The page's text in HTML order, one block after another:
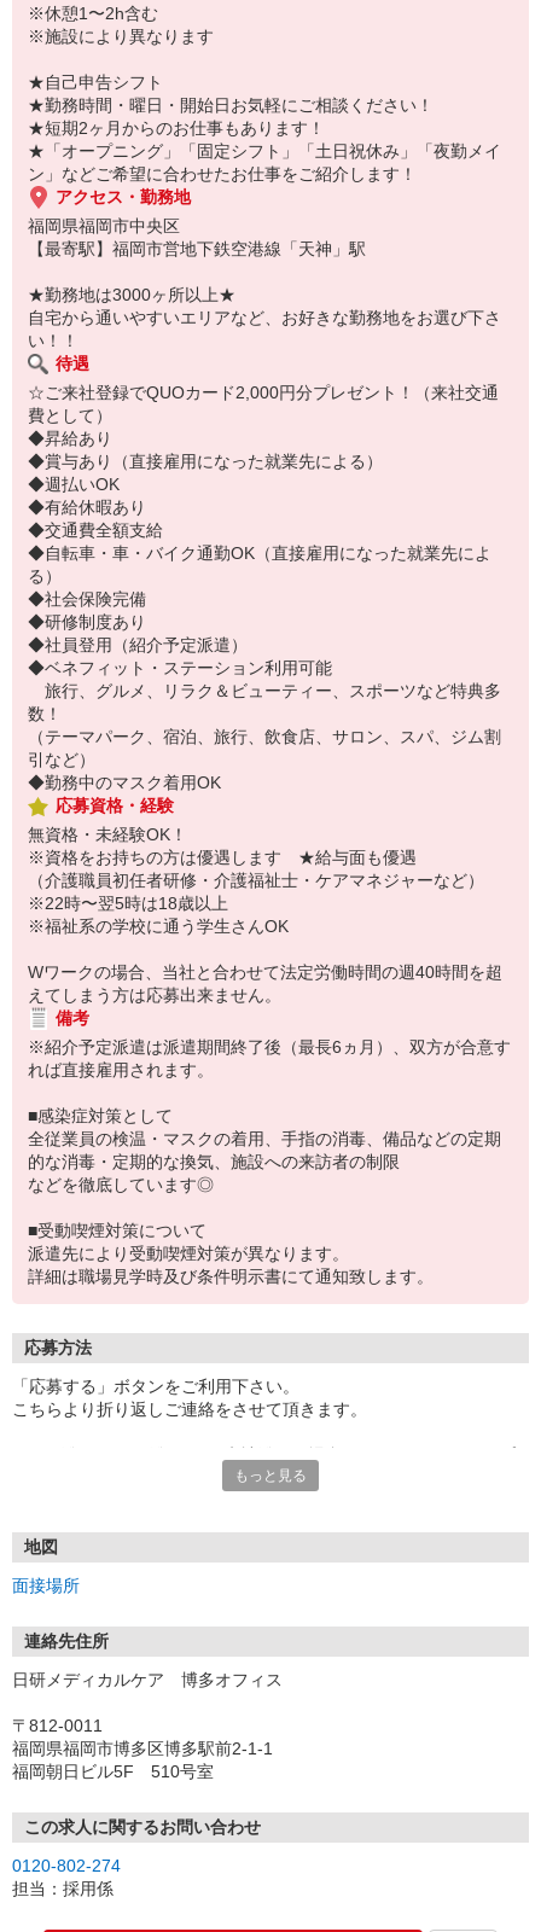
※休憩1〜2h含む
※施設により異なります
★自己申告シフト
★勤務時間・曜日・開始日お気軽にご相談ください！
★短期2ヶ月からのお仕事もあります！
★「オープニング」「固定シフト」「土日祝休み」「夜勤メイ
ン」などご希望に合わせたお仕事をご紹介します！
アクセス・勤務地
福岡県福岡市中央区
【最寄駅】福岡市営地下鉄空港線「天神」駅
★勤務地は3000ヶ所以上★
自宅から通いやすいエリアなど、お好きな勤務地をお選び下さ
い！！
待遇
☆ご来社登録でQUOカード2,000円分プレゼント！（来社交通
費として）
◆昇給あり
◆賞与あり（直接雇用になった就業先による）
◆週払いOK
◆有給休暇あり
◆交通費全額支給
◆自転車・車・バイク通勤OK（直接雇用になった就業先によ
る）
◆社会保険完備
◆研修制度あり
◆社員登用（紹介予定派遣）
◆ベネフィット・ステーション利用可能
旅行、グルメ、リラク＆ビューティー、スポーツなど特典多
数！
（テーマパーク、宿泊、旅行、飲食店、サロン、スパ、ジム割
引など）
◆勤務中のマスク着用OK
応募資格・経験
無資格・未経験OK！
※資格をお持ちの方は優遇します ★給与面も優遇
（介護職員初任者研修・介護福祉士・ケアマネジャーなど）
※22時〜翌5時は18歳以上
※福祉系の学校に通う学生さんOK
Wワークの場合、当社と合わせて法定労働時間の週40時間を超
えてしまう方は応募出来ません。
備考
※紹介予定派遣は派遣期間終了後（最長6ヵ月）、双方が合意す
れば直接雇用されます。
■感染症対策として
全従業員の検温・マスクの着用、手指の消毒、備品などの定期
的な消毒・定期的な換気、施設への来訪者の制限
などを徹底しています◎
■受動喫煙対策について
派遣先により受動喫煙対策が異なります。
詳細は職場見学時及び条件明示書にて通知致します。
応募方法
「応募する」ボタンをご利用下さい。
こちらより折り返しご連絡をさせて頂きます。
もっと見る
地図
面接場所
連絡先住所
日研メディカルケア 博多オフィス
〒812-0011
福岡県福岡市博多区博多駅前2-1-1
福岡朝日ビル5F 510号室
この求人に関するお問い合わせ
0120-802-274
担当：採用係